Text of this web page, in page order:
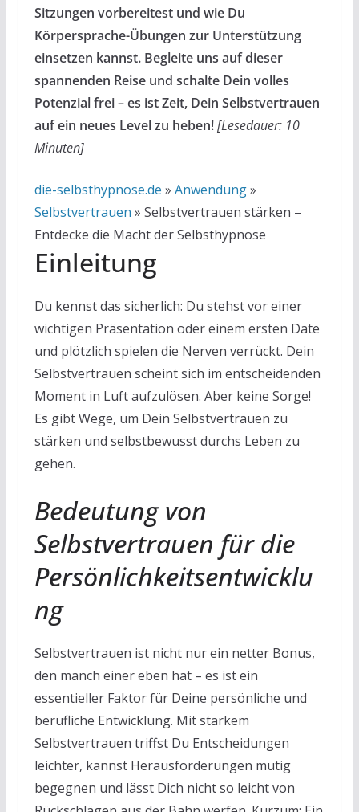
Sitzungen vorbereitest und wie Du
Körpersprache-Übungen zur Unterstützung
einsetzen kannst. Begleite uns auf dieser
spannenden Reise und schalte Dein volles
Potenzial frei – es ist Zeit, Dein Selbstvertrauen
auf ein neues Level zu heben![Lesedauer: 10
Minuten]
die-selbsthypnose.de » Anwendung»
Selbstvertrauen » Selbstvertrauen stärken –
Entdecke die Macht der Selbsthypnose
Einleitung
Du kennst das sicherlich: Du stehst vor einer
wichtigen Präsentation oder einem ersten Date
und plötzlich spielen die Nerven verrückt. Dein
Selbstvertrauen scheint sich im entscheidenden
Moment in Luft aufzulösen. Aber keine Sorge!
Es gibt Wege, um Dein Selbstvertrauen zu
stärken und selbstbewusst durchs Leben zu
gehen.
Bedeutung von
Selbstvertrauen für die
Persönlichkeitsentwicklu
ng
Selbstvertrauen ist nicht nur ein netter Bonus,
den manch einer eben hat – es ist ein
essentieller Faktor für Deine persönliche und
berufliche Entwicklung. Mit starkem
Selbstvertrauen triffst Du Entscheidungen
leichter, kannst Herausforderungen mutig
begegnen und lässt Dich nicht so leicht von